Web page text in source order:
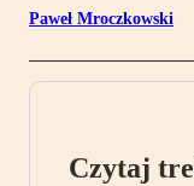
Paweł Mroczkowski
Czytaj